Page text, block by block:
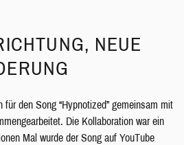
NEUE
den Song “Hypnotized” gemeinsam mit
Die Kollaboration war ein
Mal wurde der Song auf YouTube